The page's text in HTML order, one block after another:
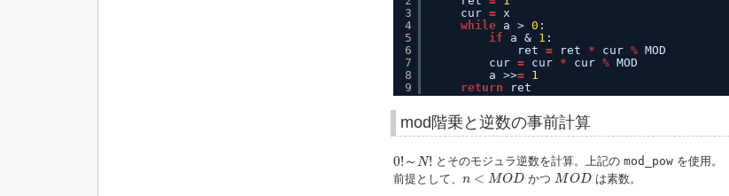
3
4
5
6
7
8
9
cur = x
while
a > 0 :
if
a & 1 :
ret = ret * cur % MOD
cur = cur * cur % MOD
a >>=
1
return
ret
mod階乗と逆数の事前計算
0! ～ N!
0! N!
とそのモジュラ逆数を計算。上記のmod_pow を使用。
前提として、 n < MOD
M OD かつ MOD
MOD は素数。